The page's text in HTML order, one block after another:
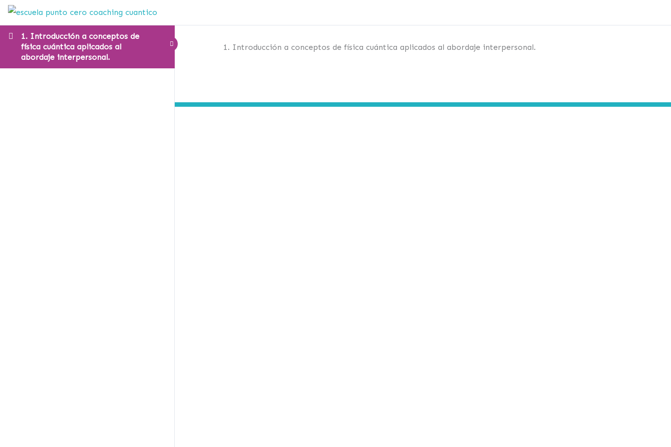
1. Introducción a conceptos de
física cuántica aplicados al
abordaje interpersonal.
1. Introducción a conceptos de física cuántica aplicados al abordaje interpersonal.